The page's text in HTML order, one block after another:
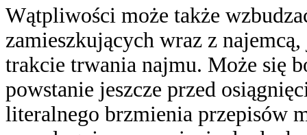
Wątpliwości może także
zamieszkujących wraz z
trakcie trwania najmu. Może się
powstanie jeszcze przed
literalnego brzmienia przepisów